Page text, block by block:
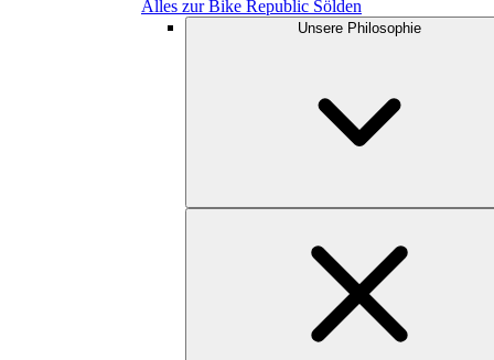
Alles zur Bike Republic Sölden
Unsere Philosophie